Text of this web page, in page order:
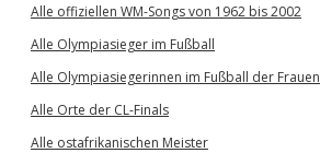
Alle offiziellen WM-Songs von 1962 bis 2002
Alle Olympiasieger im Fußball
Alle Olympiasiegerinnen im Fußball der Frauen
Alle Orte der CL-Finals
Alle ostafrikanischen Meister